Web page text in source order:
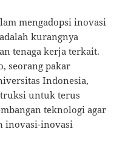
mengadopsi inovasi
kurangnya
tenaga kerja terkait.
seorang pakar
Indonesia,
untuk terus
teknologi agar
inovasi-inovasi